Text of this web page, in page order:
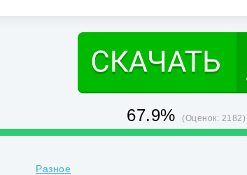
67.9% (Оценок: 2182)
Разное